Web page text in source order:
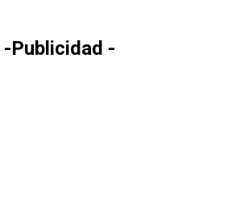
-Publicidad -